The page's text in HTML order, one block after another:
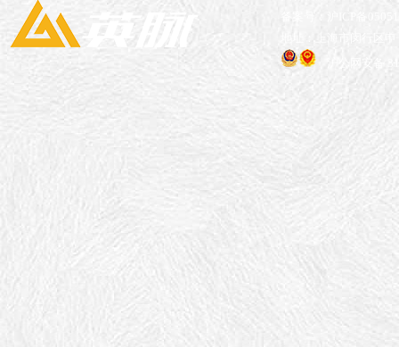
备案号：沪ICP备